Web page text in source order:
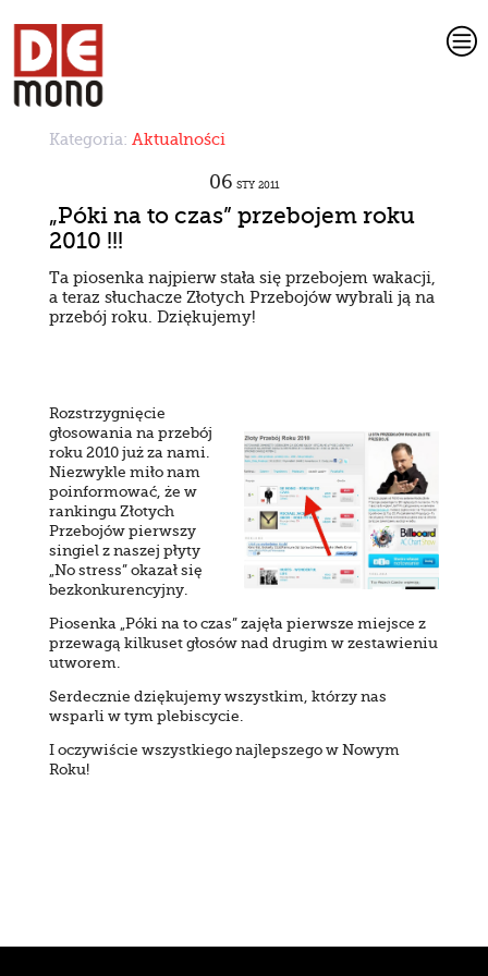
c
Kategoria: Aktualności
06 STY 2011
„Póki na to czas” przebojem roku
2010 !!!
Ta piosenka najpierw stała się przebojem wakacji,
a teraz słuchacze Złotych Przebojów wybrali ją na
przebój roku. Dziękujemy!
Rozstrzygnięcie
głosowania na przebój
roku 2010 już za nami.
Niezwykle miło nam
poinformować, że w
rankingu Złotych
Przebojów pierwszy
singiel z naszej płyty
„No stress” okazał się
bezkonkurencyjny.
Piosenka „Póki na to czas” zajęła pierwsze miejsce z
przewagą kilkuset głosów nad drugim w zestawieniu
utworem.
Serdecznie dziękujemy wszystkim, którzy nas
wsparli w tym plebiscycie.
I oczywiście wszystkiego najlepszego w Nowym
Roku!